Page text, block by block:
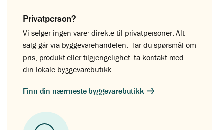
Privatperson?
Vi selger ingen varer direkte til privatpersoner. Alt
salg går via byggevarehandelen. Har du spørsmål om
pris, produkt eller tilgjengelighet, ta kontakt med
din lokale byggevarebutikk.
Finn din nærmeste byggevarebutikk